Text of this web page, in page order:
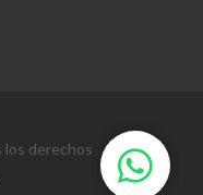
derechos